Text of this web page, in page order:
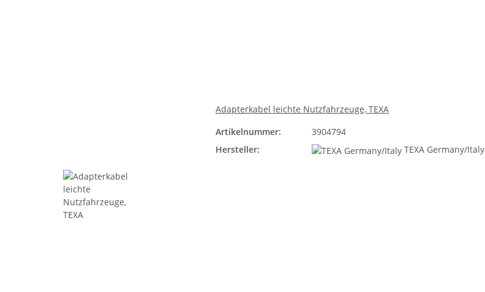
Adapterkabel leichte Nutzfahrzeuge, TEXA
Artikelnummer:
3904794
Hersteller:
TEXA Germany/Italy